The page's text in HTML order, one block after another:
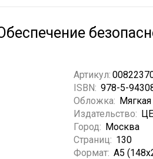
Артикул:
ISBN: 978-5-
Обложка:
Издательство:
Город: Москва
Страниц: 130
Формат: А5